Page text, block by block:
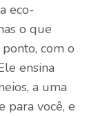
eco-
o que
com o
ensina
a uma
para você, e